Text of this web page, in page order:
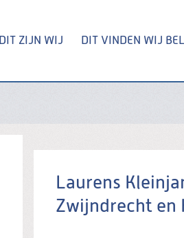
DIT ZIJN WIJ DIT VINDEN WIJ
Laurens
Zwijndrecht en